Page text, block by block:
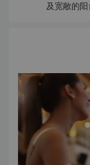
及宽敞的阳